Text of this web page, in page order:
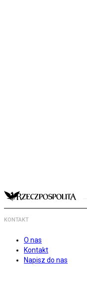
KONTAKT
O nas
Kontakt
Napisz do nas